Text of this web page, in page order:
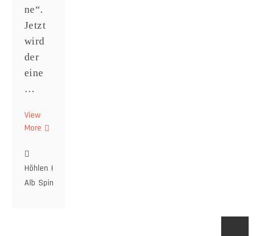
ne“.
Jetzt
wird
der
eine
…
View
More Netz
Dunkelheit
Höhlen Höhlenspinne
Alb Spinne